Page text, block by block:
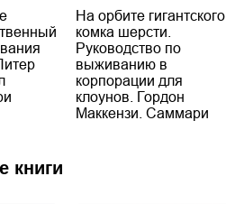
На орбите гигантского
комка шерсти.
Руководство по
выживанию в
корпорации для
клоунов. Гордон
Маккензи. Саммари
книги